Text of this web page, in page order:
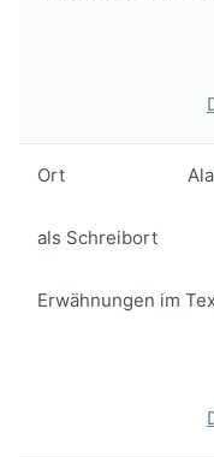
Ort
als Schreibort
Erwähnungen im